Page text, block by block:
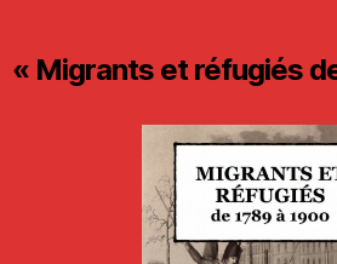
« Migrants et réfugiés